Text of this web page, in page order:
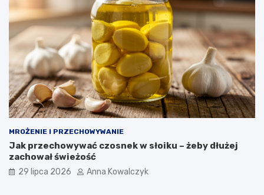
MROŻENIE I PRZECHOWYWANIE
Jak przechowywać czosnek w słoiku – żeby dłużej
zachował świeżość
29 lipca 2026 Anna Kowalczyk